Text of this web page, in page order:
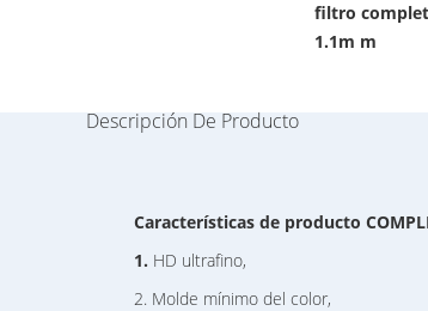
filtro
1.1m m
Descripción De Producto
Características de producto
1. HD ultrafino,
2. Molde mínimo del color,